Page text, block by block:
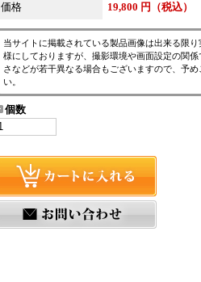
価格 19,800 円（税込）
当サイトに掲載されている製品画像は出来る限り
様にしておりますが、撮影環境や画面設定の関係
さなどが若干異なる場合もございますので、予め
い。
個数